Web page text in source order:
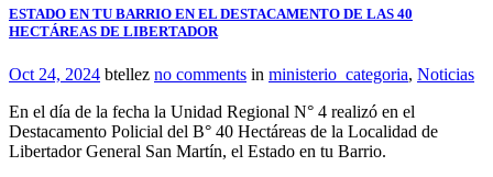
ESTADO EN TU BARRIO EN EL DESTACAMENTO DE LAS 40
HECTÁREAS DE LIBERTADOR
Oct 24, 2024 btellez no comments in ministerio_categoria, Noticias
En el día de la fecha la Unidad Regional N° 4 realizó en el
Destacamento Policial del B° 40 Hectáreas de la Localidad de
Libertador General San Martín, el Estado en tu Barrio.